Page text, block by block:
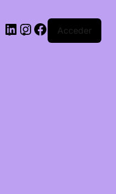
Acceder